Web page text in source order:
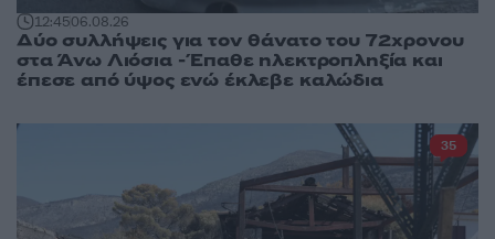
12:4506.08.26
Δύο συλλήψεις για τον θάνατο του 72χρονου
στα Άνω Λιόσια - Έπαθε ηλεκτροπληξία και
έπεσε από ύψος ενώ έκλεβε καλώδια
35